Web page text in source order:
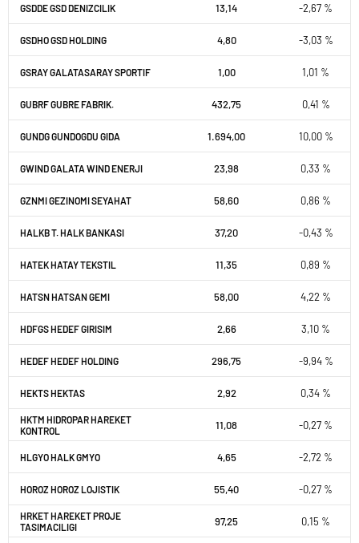
GSDDE GSD DENIZCILIK 13,14 -2,67 %
GSDHO GSD HOLDING 4,80 -3,03 %
GSRAY GALATASARAY SPORTIF 1,00 1,01 %
GUBRF GUBRE FABRIK. 432,75 0,41 %
GUNDG GUNDOGDU GIDA 1.694,00 10,00 %
GWIND GALATA WIND ENERJI 23,98 0,33 %
GZNMI GEZINOMI SEYAHAT 58,60 0,86 %
HALKB T. HALK BANKASI 37,20 -0,43 %
HATEK HATAY TEKSTIL 11,35 0,89 %
HATSN HATSAN GEMI 58,00 4,22 %
HDFGS HEDEF GIRISIM 2,66 3,10 %
HEDEF HEDEF HOLDING 296,75 -9,94 %
HEKTS HEKTAS 2,92 0,34 %
HKTM HIDROPAR HAREKET
KONTROL
11,08 -0,27 %
HLGYO HALK GMYO 4,65 -2,72 %
HOROZ HOROZ LOJISTIK 55,40 -0,27 %
HRKET HAREKET PROJE
TASIMACILIGI
97,25 0,15 %